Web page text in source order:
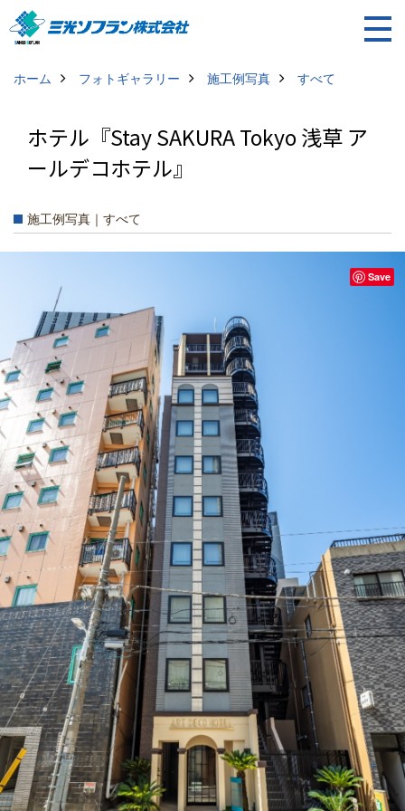
ホーム フォトギャラリー 施工例写真 すべて
ホテル『Stay SAKURA Tokyo 浅草 ア
ールデコホテル』
施工例写真｜すべて
Save